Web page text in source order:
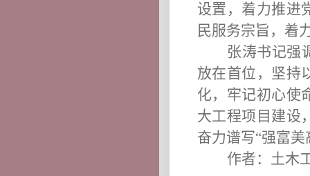
设置，着力推进
民服务宗旨，着
张涛书记强
放在首位，坚持
化，牢记初心使
大工程项目建设
奋力谱写“强富
作者：土木